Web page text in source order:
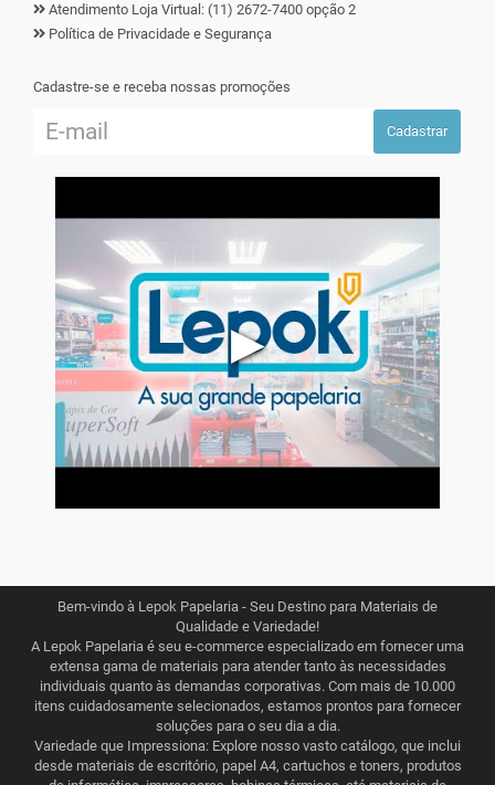
Atendimento Loja Virtual: (11) 2672-7400 opção 2
Política de Privacidade e Segurança
Cadastre-se e receba nossas promoções
Cadastrar
▶
Bem-vindo à Lepok Papelaria - Seu Destino para Materiais de
Qualidade e Variedade!
A Lepok Papelaria é seu e-commerce especializado em fornecer uma
extensa gama de materiais para atender tanto às necessidades
individuais quanto às demandas corporativas. Com mais de 10.000
itens cuidadosamente selecionados, estamos prontos para fornecer
soluções para o seu dia a dia.
Variedade que Impressiona: Explore nosso vasto catálogo, que inclui
desde materiais de escritório, papel A4, cartuchos e toners, produtos